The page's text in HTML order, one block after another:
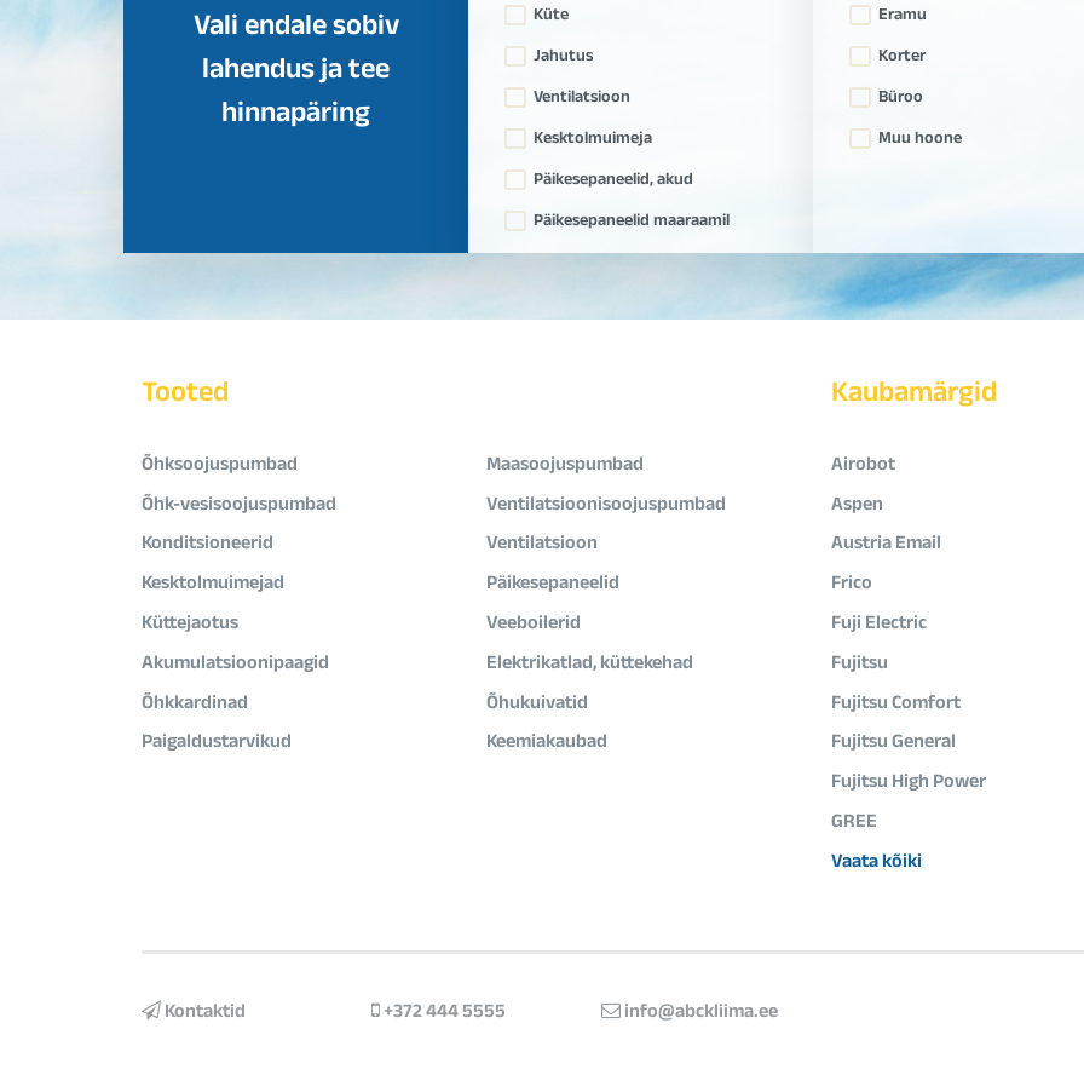
Vali endale sobiv
lahendus ja tee
hinnapäring
Küte
Jahutus
Ventilatsioon
Kesktolmuimeja
Päikesepaneelid, akud
Päikesepaneelid maaraamil
Eramu
Korter
Büroo
Muu hoone
Tooted
Õhksoojuspumbad
Maasoojuspumbad
Õhk-vesisoojuspumbad
Ventilatsioonisoojuspumbad
Konditsioneerid
Ventilatsioon
Kesktolmuimejad
Päikesepaneelid
Küttejaotus
Veeboilerid
Akumulatsioonipaagid
Elektrikatlad, küttekehad
Õhkkardinad
Õhukuivatid
Paigaldustarvikud
Keemiakaubad
Kaubamärgid
Airobot
Aspen
Austria Email
Frico
Fuji Electric
Fujitsu
Fujitsu Comfort
Fujitsu General
Fujitsu High Power
GREE
Vaata kõiki
Kontaktid +372 444 5555 info@abckliima.ee